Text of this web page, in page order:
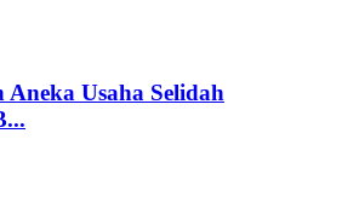
Usaha Selidah